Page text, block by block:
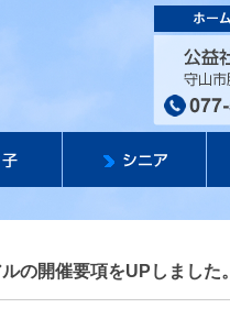
サッカー協会
の開催要項をUPしました。